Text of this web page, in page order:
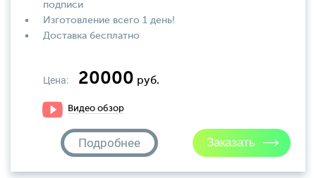
подписи
Изготовление всего 1 день!
Доставка бесплатно
Цена: 20000 руб.
Видео обзор
Подробнее